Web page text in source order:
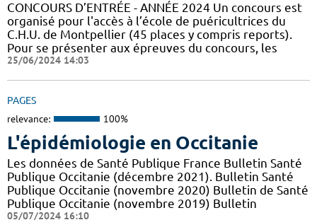
CONCOURS D’ENTRÉE - ANNÉE 2024 Un concours est
organisé pour l'accès à l’école de puéricultrices du
C.H.U. de Montpellier (45 places y compris reports).
Pour se présenter aux épreuves du concours, les
25/06/2024 14:03
PAGES
relevance: 100%
L'épidémiologie en Occitanie
Les données de Santé Publique France Bulletin Santé
Publique Occitanie (décembre 2021). Bulletin Santé
Publique Occitanie (novembre 2020) Bulletin de Santé
Publique Occitanie (novembre 2019) Bulletin
05/07/2024 16:10